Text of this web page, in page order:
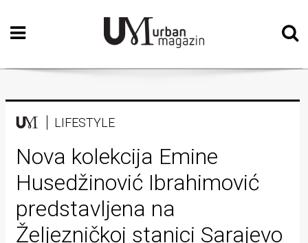
Početna
Vizualne
Teatar
Književnost
Muzika
Film
Intervju
LIFESTYLE
Nova kolekcija Emine
Husedžinović Ibrahimović
predstavljena na
Željezničkoj stanici Sarajevo